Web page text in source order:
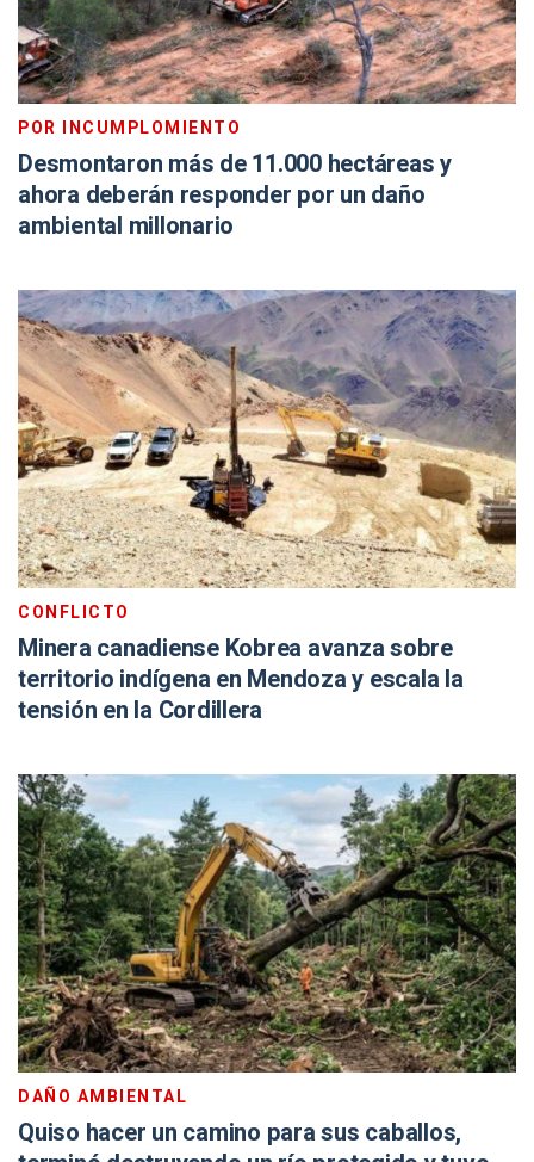
POR INCUMPLOMIENTO
Desmontaron más de 11.000 hectáreas y
ahora deberán responder por un daño
ambiental millonario
CONFLICTO
Minera canadiense Kobrea avanza sobre
territorio indígena en Mendoza y escala la
tensión en la Cordillera
DAÑO AMBIENTAL
Quiso hacer un camino para sus caballos,